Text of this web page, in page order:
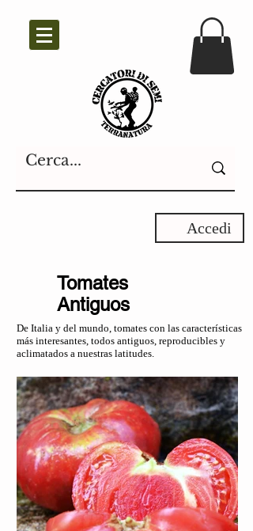
Accedi
Tomates
Antiguos
De Italia y del mundo, tomates con las características
más interesantes, todos antiguos, reproducibles y
aclimatados a nuestras latitudes.